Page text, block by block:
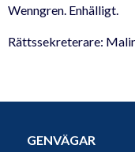
Wenngren. Enhälligt.
Rättssekreterare:
GENVÄGAR